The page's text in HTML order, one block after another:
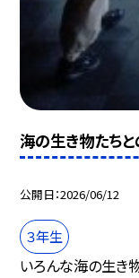
海の生き物たちと
公開日 2026/06/12
３年生
いろんな海の生き